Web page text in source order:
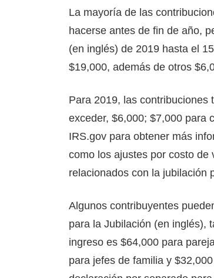
La mayoría de las
hacerse antes de fin de año,
(en inglés) de 2019 hasta el
$19,000, además de otros
Para 2019, las contribuciones
exceder, $6,000; $7,000 para
IRS.gov para obtener más
como los ajustes por costo
relacionados con la jubilación
Algunos contribuyentes
para la Jubilación (en inglés),
ingreso es $64,000 para
para jefes de familia y